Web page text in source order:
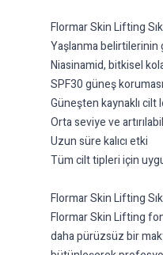
Flormar Skin Lifting
Yaşlanma belirtilerinin
Niasinamid, bitkisel
SPF30 güneş
Güneşten kaynaklı
Orta seviye ve
Uzun süre kalıcı etki
Tüm cilt tipleri için
Flormar Skin Lifting
Flormar Skin Lifting
daha pürüzsüz bir